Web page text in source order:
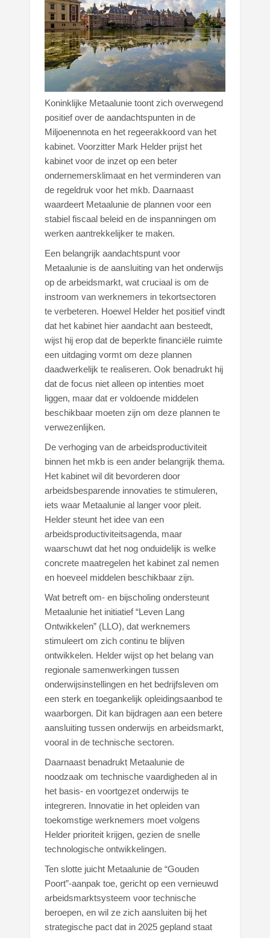
Koninklijke Metaalunie toont zich overwegend
positief over de aandachtspunten in de
Miljoenennota en het regeerakkoord van het
kabinet. Voorzitter Mark Helder prijst het
kabinet voor de inzet op een beter
ondernemersklimaat en het verminderen van
de regeldruk voor het mkb. Daarnaast
waardeert Metaalunie de plannen voor een
stabiel fiscaal beleid en de inspanningen om
werken aantrekkelijker te maken.
Een belangrijk aandachtspunt voor
Metaalunie is de aansluiting van het onderwijs
op de arbeidsmarkt, wat cruciaal is om de
instroom van werknemers in tekortsectoren
te verbeteren. Hoewel Helder het positief vindt
dat het kabinet hier aandacht aan besteedt,
wijst hij erop dat de beperkte financiële ruimte
een uitdaging vormt om deze plannen
daadwerkelijk te realiseren. Ook benadrukt hij
dat de focus niet alleen op intenties moet
liggen, maar dat er voldoende middelen
beschikbaar moeten zijn om deze plannen te
verwezenlijken.
De verhoging van de arbeidsproductiviteit
binnen het mkb is een ander belangrijk thema.
Het kabinet wil dit bevorderen door
arbeidsbesparende innovaties te stimuleren,
iets waar Metaalunie al langer voor pleit.
Helder steunt het idee van een
arbeidsproductiviteitsagenda, maar
waarschuwt dat het nog onduidelijk is welke
concrete maatregelen het kabinet zal nemen
en hoeveel middelen beschikbaar zijn.
Wat betreft om- en bijscholing ondersteunt
Metaalunie het initiatief “Leven Lang
Ontwikkelen” (LLO), dat werknemers
stimuleert om zich continu te blijven
ontwikkelen. Helder wijst op het belang van
regionale samenwerkingen tussen
onderwijsinstellingen en het bedrijfsleven om
een sterk en toegankelijk opleidingsaanbod te
waarborgen. Dit kan bijdragen aan een betere
aansluiting tussen onderwijs en arbeidsmarkt,
vooral in de technische sectoren.
Daarnaast benadrukt Metaalunie de
noodzaak om technische vaardigheden al in
het basis- en voortgezet onderwijs te
integreren. Innovatie in het opleiden van
toekomstige werknemers moet volgens
Helder prioriteit krijgen, gezien de snelle
technologische ontwikkelingen.
Ten slotte juicht Metaalunie de “Gouden
Poort”-aanpak toe, gericht op een vernieuwd
arbeidsmarktsysteem voor technische
beroepen, en wil ze zich aansluiten bij het
strategische pact dat in 2025 gepland staat